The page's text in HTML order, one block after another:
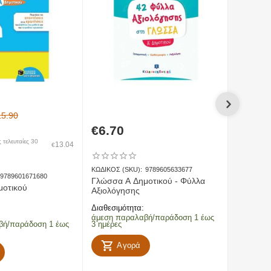
30
€13.04
9789601671680
παράδοση 1 έως
€6.70
ΚΩΔΙΚΟΣ (SKU): 9789605633677
Γλώσσα Α Δημοτικού - Φύλλα
Αξιολόγησης
Διαθεσιμότητα:
άμεση παραλαβή/παράδοση 1 έως
3 ημέρες
Αγορά